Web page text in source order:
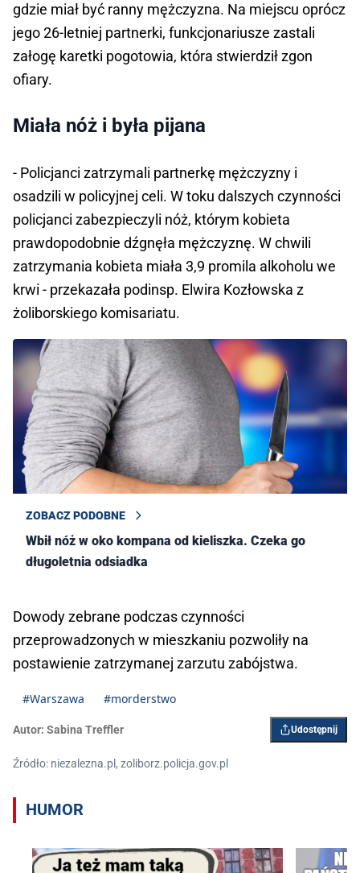
gdzie miał być ranny mężczyzna. Na miejscu oprócz
jego 26-letniej partnerki, funkcjonariusze zastali
załogę karetki pogotowia, która stwierdził zgon
ofiary.
Miała nóż i była pijana
- Policjanci zatrzymali partnerkę mężczyzny i
osadzili w policyjnej celi. W toku dalszych czynności
policjanci zabezpieczyli nóż, którym kobieta
prawdopodobnie dźgnęła mężczyznę. W chwili
zatrzymania kobieta miała 3,9 promila alkoholu we
krwi - przekazała podinsp. Elwira Kozłowska z
żoliborskiego komisariatu.
ZOBACZ PODOBNE
Wbił nóż w oko kompana od kieliszka. Czeka go
długoletnia odsiadka
Dowody zebrane podczas czynności
przeprowadzonych w mieszkaniu pozwoliły na
postawienie zatrzymanej zarzutu zabójstwa.
#Warszawa #morderstwo
Autor: Sabina Treffler Udostępnij
Źródło: niezalezna.pl, zoliborz.policja.gov.pl
HUMOR